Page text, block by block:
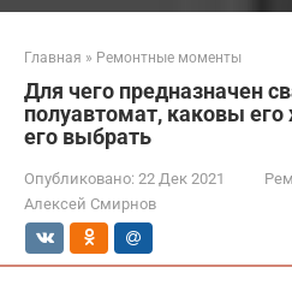
Главная » Ремонтные моменты
Для чего предназначен
полуавтомат, каковы его
его выбрать
Опубликовано: 22 Дек 2021
Алексей Смирнов